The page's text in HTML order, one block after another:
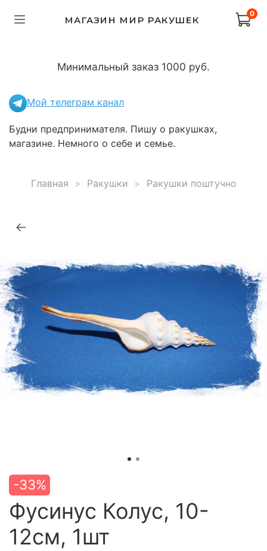
МАГАЗИН МИР РАКУШЕК
0
Минимальный заказ 1000 руб.
Мой телеграм канал
Будни предпринимателя. Пишу о ракушках,
магазине. Немного о себе и семье.
Главная Ракушки Ракушки поштучно
-33%
Фусинус Колус, 10-
12см, 1шт